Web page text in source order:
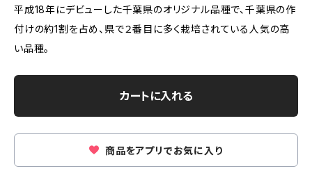
平成18年にデビューした千葉県のオリジナル品種で、千葉県の作
付けの約1割を占め、県で２番目に多く栽培されている人気の高
い品種。
カートに入れる
商品をアプリでお気に入り